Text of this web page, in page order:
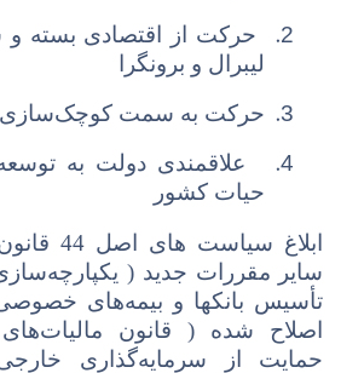
2.
حرکت از اقتصادی بسته و
لیبرال و برونگرا
3. حرکت به سمت کوچک‌سازی
4.
علاقمندی دولت به
حیات کشور
ابلاغ
سایر مقررات جدید (
تأسیس بانکها و بیمه‌های
اصلاح شده ( قانون
حمایت از سرمایه‌گذاری